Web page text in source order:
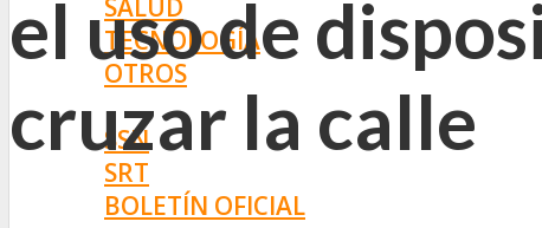
TECNOLOGÍA
OTROS
NORMAS
SSN
SRT
BOLETÍN OFICIAL
el uso de
cruzar la calle